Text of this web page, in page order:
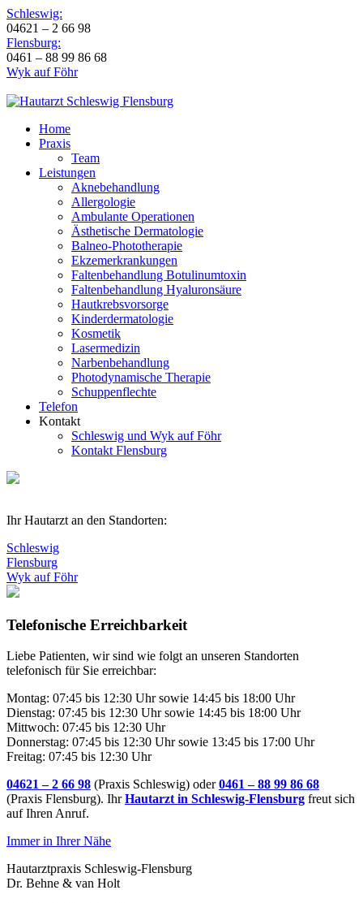
Schleswig:
04621 – 2 66 98
Flensburg:
0461 – 88 99 86 68
Wyk auf Föhr
Home
Praxis
Team
Leistungen
Aknebehandlung
Allergologie
Ambulante Operationen
Ästhetische Dermatologie
Balneo-Phototherapie
Ekzemerkrankungen
Faltenbehandlung Botulinumtoxin
Faltenbehandlung Hyaluronsäure
Hautkrebsvorsorge
Kinderdermatologie
Kosmetik
Lasermedizin
Narbenbehandlung
Photodynamische Therapie
Schuppenflechte
Telefon
Kontakt
Schleswig und Wyk auf Föhr
Kontakt Flensburg
Ihr Hautarzt an den Standorten:
Schleswig
Flensburg
Wyk auf Föhr
Telefonische Erreichbarkeit
Liebe Patienten, wir sind wie folgt an unseren Standorten
telefonisch für Sie erreichbar:
Montag: 07:45 bis 12:30 Uhr sowie 14:45 bis 18:00 Uhr
Dienstag: 07:45 bis 12:30 Uhr sowie 14:45 bis 18:00 Uhr
Mittwoch: 07:45 bis 12:30 Uhr
Donnerstag: 07:45 bis 12:30 Uhr sowie 13:45 bis 17:00 Uhr
Freitag: 07:45 bis 12:30 Uhr
04621 – 2 66 98 (Praxis Schleswig) oder0461 – 88 99 86 68
(Praxis Flensburg). IhrHautarzt in Schleswig-Flensburg freut sich
auf Ihren Anruf.
Immer in Ihrer Nähe
Hautarztpraxis Schleswig-Flensburg
Dr. Behne & van Holt